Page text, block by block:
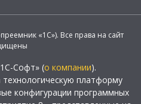
«1С»). Все права на сайт
Софт» (о компании).
платформу
конфигурации программных